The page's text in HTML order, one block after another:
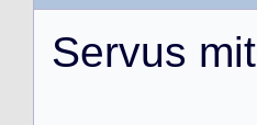
Servus mit